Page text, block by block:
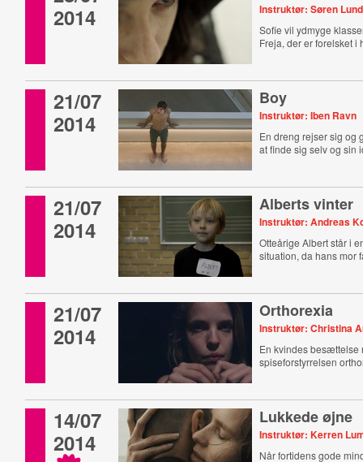
2014
Instruktør: Søren
Sofie vil ydmyge
Freja, der er forelsket i
21/07
2014
Boy
Instruktør: Iben Ravn
En dreng rejser sig og
at finde sig selv og sin
21/07
2014
Alberts vinter
Instruktør: Andreas
Otteårige Albert står i
situation, da hans mor
21/07
2014
Orthorexia
Instruktør: Christina
En kvindes besættelse
spiseforstyrrelsen
14/07
2014
Lukkede øjne
Instruktør: Kerren
Når fortidens gode